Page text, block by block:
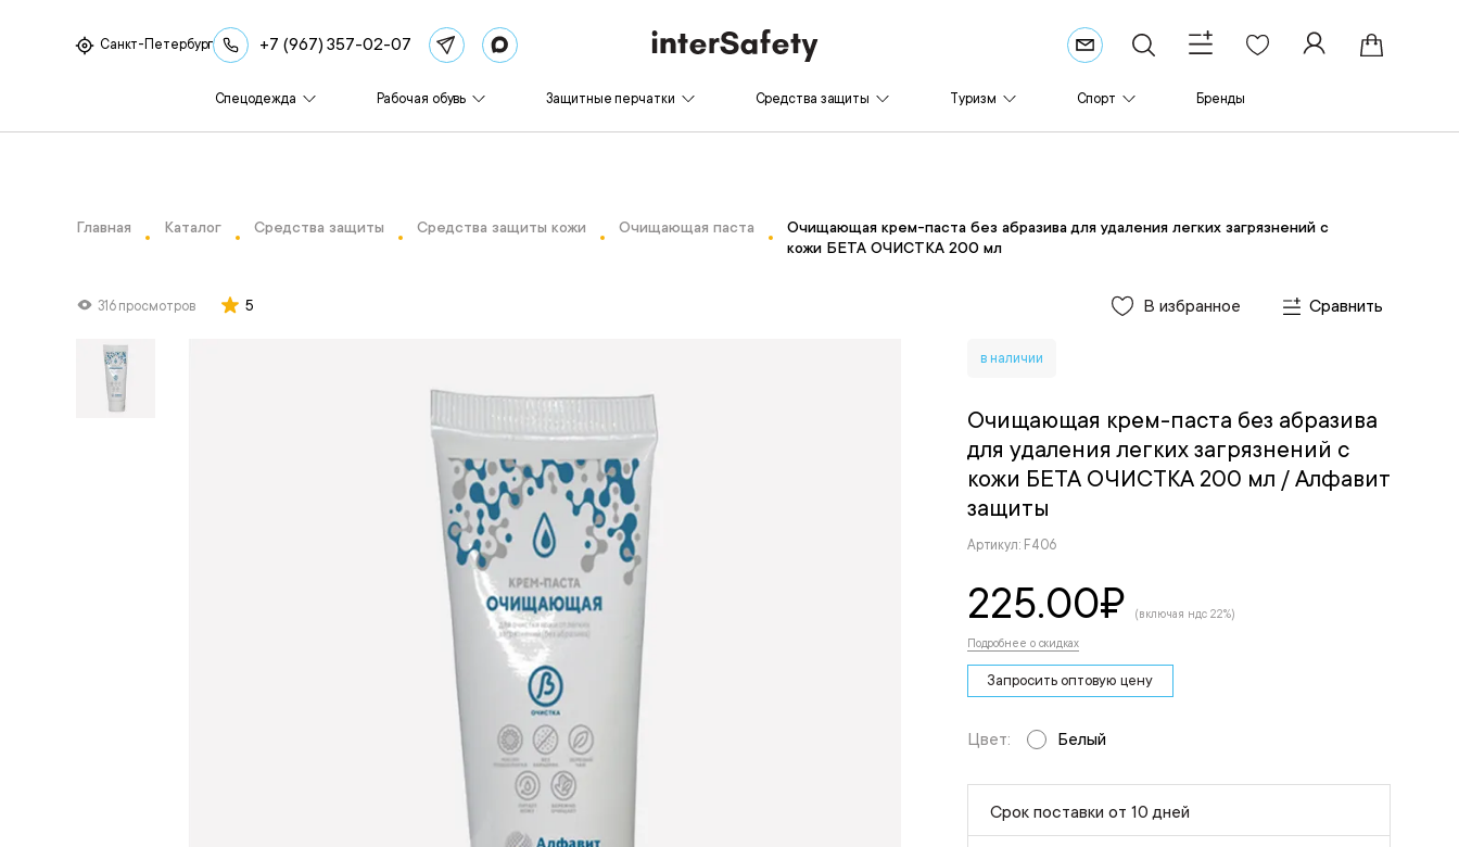
Санкт-Петербург +7 (967) 357-02-07
Спецодежда Рабочая обувь Защитные перчатки Средства защиты Туризм Спорт Бренды
Главная Каталог Средства защиты Средства защиты кожи Очищающая паста
Очищающая крем-паста без абразива для удаления легких загрязнений с
кожи БЕТА ОЧИСТКА 200 мл
316 просмотров 5 В избранное Сравнить
в наличии
Очищающая крем-паста без абразива
для удаления легких загрязнений с
кожи БЕТА ОЧИСТКА 200 мл / Алфавит
защиты
Артикул: F406
225.00₽ (включая ндс 22%)
Подробнее о скидках
Запросить оптовую цену
Цвет: Белый
Срок поставки от 10 дней